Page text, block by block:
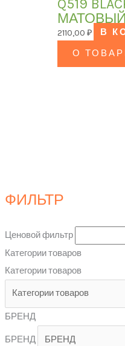
ФИЛЬТР
Ценовой фильтр
Категории товаров
Категории товаров
БРЕНД
БРЕНД
Q519
2110,00₽
В
О